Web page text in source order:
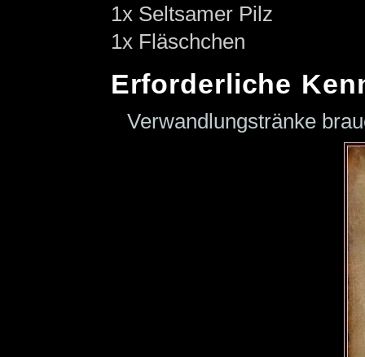
1x Seltsamer Pilz
1x Fläschchen
Erforderliche
Verwandlungstränke